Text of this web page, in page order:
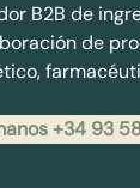
B2B de
de
+34 93